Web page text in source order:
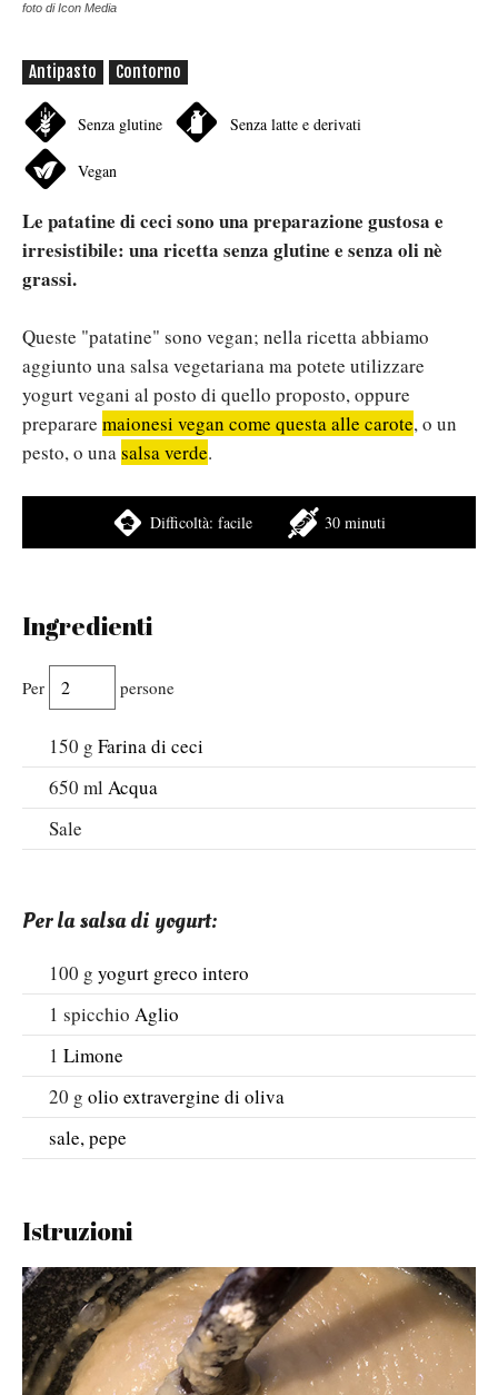
foto di Icon Media
Antipasto Contorno
Senza glutine Senza latte e derivati
Vegan
Le patatine di ceci sono una preparazione gustosa e
irresistibile: una ricetta senza glutine e senza oli nè
grassi.
Queste "patatine" sono vegan; nella ricetta abbiamo
aggiunto una salsa vegetariana ma potete utilizzare
yogurt vegani al posto di quello proposto, oppure
preparare maionesi vegan come questa alle carote, o un
pesto, o unasalsa verde.
Difficoltà: facile 30 minuti
Ingredienti
Per persone
150 g Farina di ceci
650 ml Acqua
Sale
Per la salsa di yogurt:
100 g yogurt greco intero
1 spicchio Aglio
1 Limone
20 g olio extravergine di oliva
sale, pepe
Istruzioni